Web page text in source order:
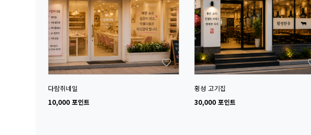
다람쥐네일
10,000 포인트
횡성 고기집
30,000 포인트